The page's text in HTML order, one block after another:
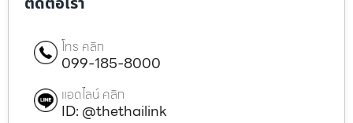
โทร คลิก
099-185-8000
แอดไลน์ คลิก
ID: @thethailink